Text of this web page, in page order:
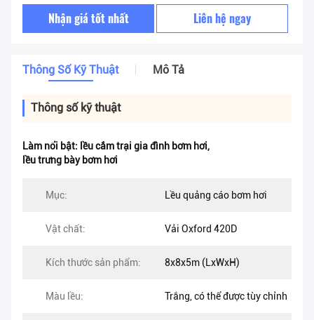
Nhận giá tốt nhất Liên hệ ngay
Thông Số Kỹ Thuật Mô Tả
Thông số kỹ thuật
Làm nổi bật: lều cắm trại gia đình bơm hơi,
lều trưng bày bơm hơi
Mục: Lều quảng cáo bơm hơi
Vật chất: Vải Oxford 420D
Kích thước sản phẩm: 8x8x5m (LxWxH)
Màu lều: Trắng, có thể được tùy chỉnh